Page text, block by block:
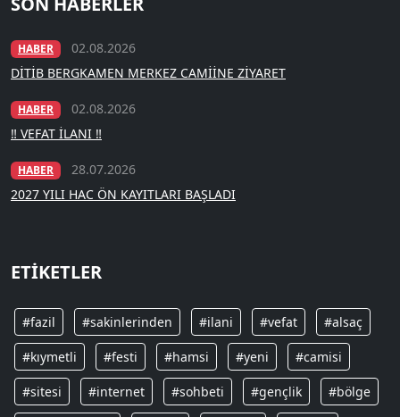
HABER
02.08.2026
DİTİB BERGKAMEN MERKEZ CAMİİNE ZİYARET
HABER
02.08.2026
‼️ VEFAT İLANI ‼️
HABER
28.07.2026
2027 YILI HAC ÖN KAYITLARI BAŞLADI
ETIKETLER
#fazil #sakinlerinden #ilani #vefat #alsaç
#kıymetli #festi #hamsi #yeni #camisi
#sitesi #internet #sohbeti #gençlik #bölge